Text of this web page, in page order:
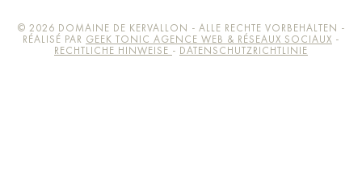
© 2026 DOMAINE DE KERVALLON - ALLE RECHTE VORBEHALTEN -
RÉALISÉ PAR GEEK TONIC AGENCE WEB & RÉSEAUX SOCIAUX -
RECHTLICHE HINWEISE - DATENSCHUTZRICHTLINIE